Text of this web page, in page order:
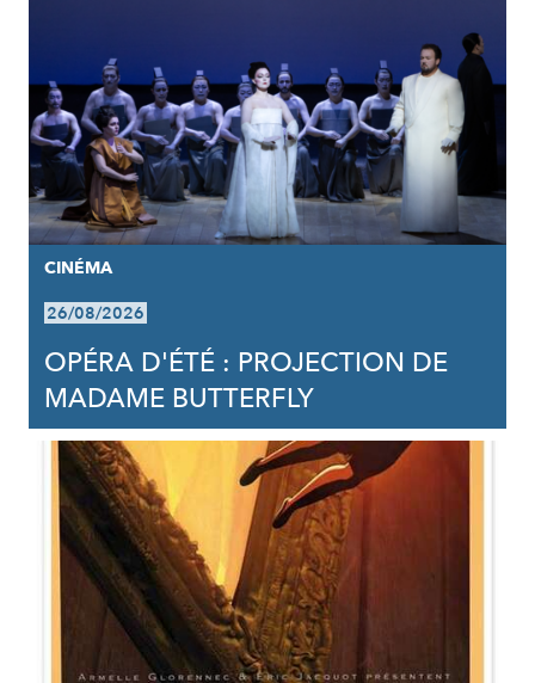
CINÉMA
26/08/2026
OPÉRA D'ÉTÉ : PROJECTION DE
MADAME BUTTERFLY